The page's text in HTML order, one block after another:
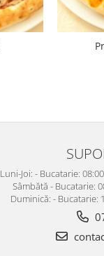
Luni-Joi: - Bucatarie:
Sâmbătă - Bucatarie:
Duminică: - Bucatarie: